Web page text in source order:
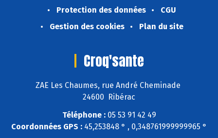
Protection des données
CGU
Gestion des cookies
Plan du site
Croq'sante
ZAE Les Chaumes, rue André Cheminade
24600 Ribérac
Téléphone :05 53 91 42 49
Coordonnées GPS : 45,253848 ° , 0,348761999999965 °